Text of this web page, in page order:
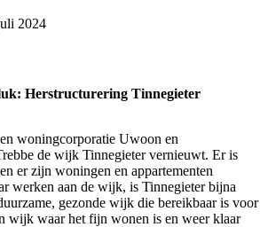
2024
Herstructurering Tinnegieter
woningcorporatie Uwoon en
de wijk Tinnegieter vernieuwt. Er is
er zijn woningen en appartementen
werken aan de wijk, is Tinnegieterbijna
gezonde wijk die bereikbaar is voor
wijk waar het fijn wonen is en weer klaar